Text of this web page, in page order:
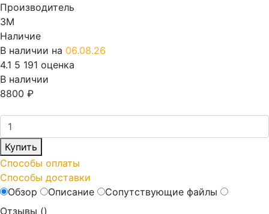
Производитель
3M
Наличие
В наличии на 06.08.26
4.1 5 191 оценка
В наличии
8800 ₽
Купить
Способы оплаты
Способы доставки
Обзор
Описание
Сопутствующие файлы
Отзывы ()